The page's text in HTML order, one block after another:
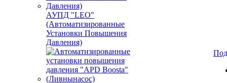
АУПД "LEO"
(Автоматизированные
Установки Повышения
Давления)